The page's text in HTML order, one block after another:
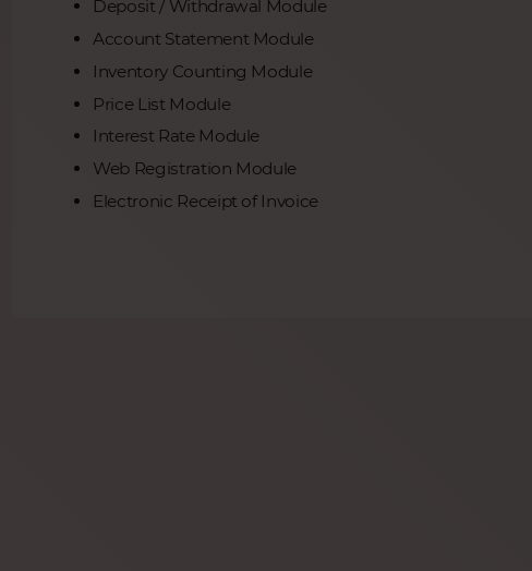
Deposit / Withdrawal Module
Account Statement Module
Inventory Counting Module
Price List Module
Interest Rate Module
Web Registration Module
Electronic Receipt of Invoice